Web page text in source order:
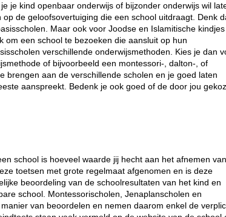
je kind openbaar onderwijs of bijzonder onderwijs wil
de geloofsovertuiging die een school uitdraagt. Denk
Maar ook voor Joodse en Islamitische
om een school te bezoeken die aansluit op hun
verschillende onderwijsmethoden. Kies je dan
of bijvoorbeeld een montessori-, dalton-, of
brengen aan de verschillende scholen en je goed laten
aanspreekt. Bedenk je ook goed of de door jou
school is hoeveel waarde jij hecht aan het afnemen
toetsen met grote regelmaat afgenomen en is deze
beoordeling van de schoolresultaten van het kind en
school. Montessorischolen, Jenaplanscholen en
van beoordelen en nemen daarom enkel de